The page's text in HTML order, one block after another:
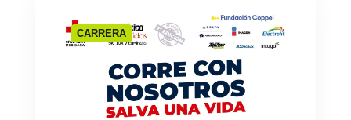
CARRERA